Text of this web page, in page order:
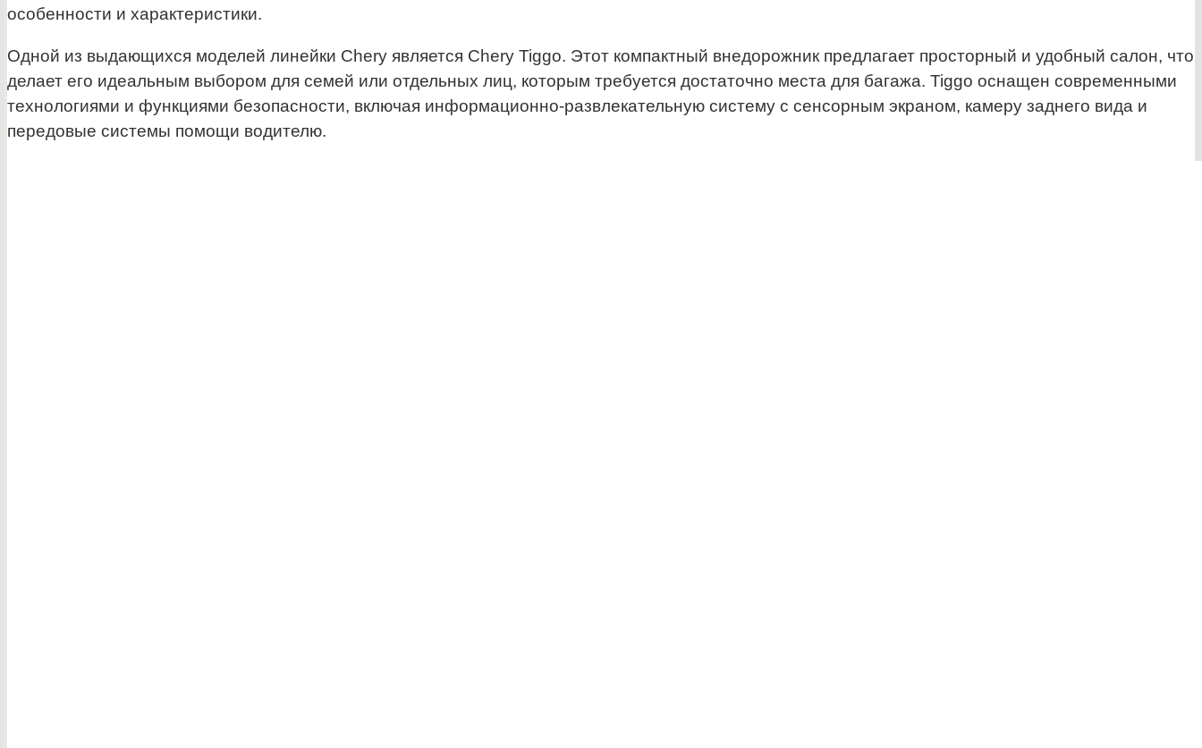
особенности и характеристики.
Одной из выдающихся моделей линейки Chery является Chery Tiggo. Этот компактный внедорожник предлагает просторный и удобный салон, что
делает его идеальным выбором для семей или отдельных лиц, которым требуется достаточно места для багажа. Tiggo оснащен современными
технологиями и функциями безопасности, включая информационно-развлекательную систему с сенсорным экраном, камеру заднего вида и
передовые системы помощи водителю.